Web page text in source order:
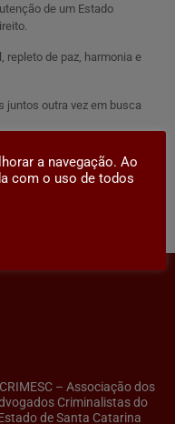
de um Estado
repleto de paz, harmonia e
juntos outra vez em busca
– Associação dos
Criminalistas do
de Santa Catarina
a navegação. Ao
com o uso de todos